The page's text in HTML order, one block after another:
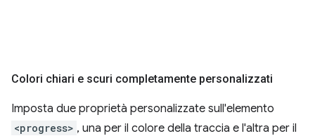
Colori chiari e scuri completamente personalizzati
Imposta due proprietà personalizzate sull'elemento
<progress> , una per il colore della traccia e l'altra per il